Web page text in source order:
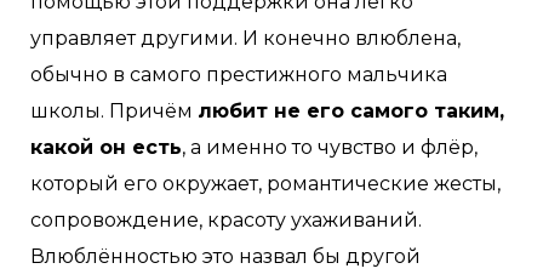
управляет другими. И конечно влюблена,
обычно в самого престижного мальчика
школы. Причём любит не его самого таким,
какой он есть, а именно то чувство и флёр,
который его окружает, романтические жесты,
сопровождение, красоту ухаживаний.
Влюблённостью это назвал бы другой